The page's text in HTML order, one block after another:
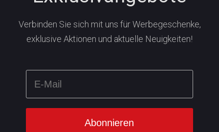
Verbinden Sie sich mit uns für Werbegeschenke,
exklusive Aktionen und aktuelle Neuigkeiten!